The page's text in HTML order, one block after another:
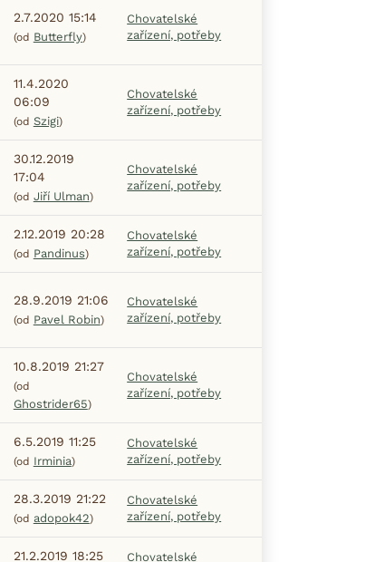
2.7.2020 15:14
(od Butterfly)
Chovatelské
zařízení, potřeby
11.4.2020
06:09
(od Szigi)
Chovatelské
zařízení, potřeby
30.12.2019
17:04
(od Jiří Ulman)
Chovatelské
zařízení, potřeby
2.12.2019 20:28
(od Pandinus)
Chovatelské
zařízení, potřeby
28.9.2019 21:06
(od Pavel Robin)
Chovatelské
zařízení, potřeby
10.8.2019 21:27
(od
Ghostrider65)
Chovatelské
zařízení, potřeby
6.5.2019 11:25
(od Irminia)
Chovatelské
zařízení, potřeby
28.3.2019 21:22
(od adopok42)
Chovatelské
zařízení, potřeby
21.2.2019 18:25
Chovatelské